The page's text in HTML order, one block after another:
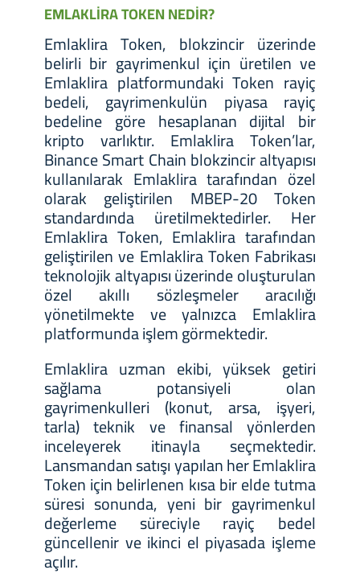
EMLAKLİRA TOKEN NEDİR?
Emlaklira Token, blokzincir üzerinde
belirli bir gayrimenkul için üretilen ve
Emlaklira platformundaki Token rayiç
bedeli, gayrimenkulün piyasa rayiç
bedeline göre hesaplanan dijital bir
kripto varlıktır. Emlaklira Token’lar,
Binance Smart Chain blokzincir altyapısı
kullanılarak Emlaklira tarafından özel
olarak geliştirilen MBEP-20 Token
standardında üretilmektedirler. Her
Emlaklira Token, Emlaklira tarafından
geliştirilen ve Emlaklira Token Fabrikası
teknolojik altyapısı üzerinde oluşturulan
özel akıllı sözleşmeler aracılığı
yönetilmekte ve yalnızca Emlaklira
platformunda işlem görmektedir.
Emlaklira uzman ekibi, yüksek getiri
sağlama potansiyeli olan
gayrimenkulleri (konut, arsa, işyeri,
tarla) teknik ve finansal yönlerden
inceleyerek itinayla seçmektedir.
Lansmandan satışı yapılan her Emlaklira
Token için belirlenen kısa bir elde tutma
süresi sonunda, yeni bir gayrimenkul
değerleme süreciyle rayiç bedel
güncellenir ve ikinci el piyasada işleme
açılır.